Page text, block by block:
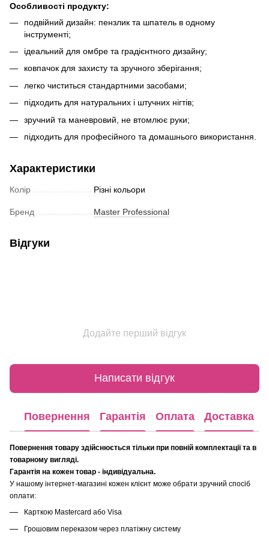
Особливості продукту:
подвійний дизайн: пензлик та шпатель в одному
інструменті;
ідеальний для омбре та градієнтного дизайну;
ковпачок для захисту та зручного зберігання;
легко чиститься стандартними засобами;
підходить для натуральних і штучних нігтів;
зручний та маневровий, не втомлює руки;
підходить для професійного та домашнього використання.
Характеристики
Колір Різні кольори
Бренд Master Professional
Відгуки
Додайте перший відгук
Написати відгук
Повернення Гарантія Оплата Доставка
Повернення товару здійснюється тільки при повній комплектації та в
товарному вигляді.
Гарантія на кожен товар - індивідуальна.
У нашому інтернет-магазині кожен клієнт може обрати зручний спосіб
оплати:
Карткою Mastercard або Visa
Грошовим переказом через платіжну систему